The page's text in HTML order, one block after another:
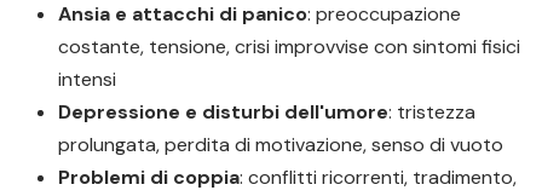
Ansia e attacchi di panico: preoccupazione
costante, tensione, crisi improvvise con sintomi fisici
intensi
Depressione e disturbi dell'umore: tristezza
prolungata, perdita di motivazione, senso di vuoto
Problemi di coppia: conflitti ricorrenti, tradimento,